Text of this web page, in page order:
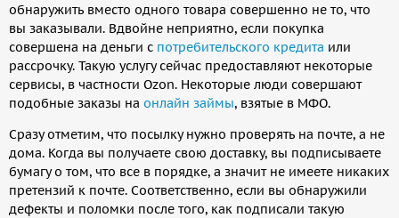
обнаружить вместо одного товара совершенно не то, что
вы заказывали. Вдвойне неприятно, если покупка
совершена на деньги с потребительского кредита или
рассрочку. Такую услугу сейчас предоставляют некоторые
сервисы, в частности Ozon. Некоторые люди совершают
подобные заказы на онлайн займы, взятые в МФО.
Сразу отметим, что посылку нужно проверять на почте, а не
дома. Когда вы получаете свою доставку, вы подписываете
бумагу о том, что все в порядке, а значит не имеете никаких
претензий к почте. Соответственно, если вы обнаружили
дефекты и поломки после того, как подписали такую